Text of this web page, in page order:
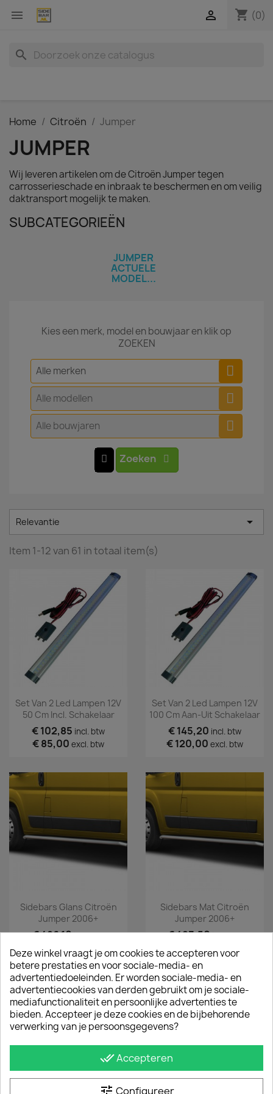
 shopping_cart (0)

search
Home Citroën Jumper
JUMPER
Wij leveren artikelen om de Citroën Jumper tegen
carrosserieschade en inbraak te beschermen en om veilig
daktransport mogelijk te maken.
SUBCATEGORIEËN
JUMPER
ACTUELE
MODEL...
Kies een merk, model en bouwjaar en klik op
ZOEKEN
Alle merken
Alle modellen
Alle bouwjaren
Zoeken
Relevantie 
Item 1-12 van 61 in totaal item(s)
Set Van 2 Led Lampen 12V
50 Cm Incl. Schakelaar
€ 102,85 incl. btw
€ 85,00 excl. btw
Set Van 2 Led Lampen 12V
100 Cm Aan-Uit Schakelaar
€ 145,20 incl. btw
€ 120,00 excl. btw
Sidebars Glans Citroën
Jumper 2006+
€ 496,10incl. btw
vanaf € 410,00 excl. btw
Sidebars Mat Citroën
Jumper 2006+
€ 423,50incl. btw
vanaf € 350,00
Deze winkel vraagt je om cookies te accepteren voor
betere prestaties en voor sociale-media- en
advertentiedoeleinden. Er worden sociale-media- en
advertentiecookies van derden gebruikt om je sociale-
mediafunctionaliteit en persoonlijke advertenties te
bieden. Accepteer je deze cookies en de bijbehorende
verwerking van je persoonsgegevens?
done_allAccepteren
tune Configureer